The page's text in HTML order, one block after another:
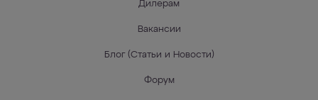
Дилерам
Вакансии
Блог (Статьи и Новости)
Форум